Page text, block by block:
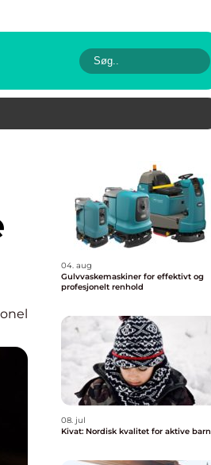
04. aug
Gulvvaskemaskiner for effektivt og
profesjonelt renhold
08. jul
Kivat: Nordisk kvalitet for aktive barn